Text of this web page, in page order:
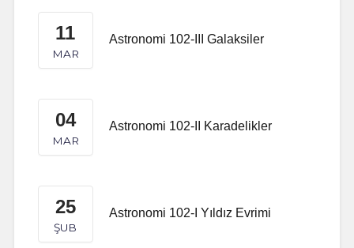
11
MAR
Astronomi 102-III Galaksiler
04
MAR
Astronomi 102-II Karadelikler
25
ŞUB
Astronomi 102-I Yıldız Evrimi